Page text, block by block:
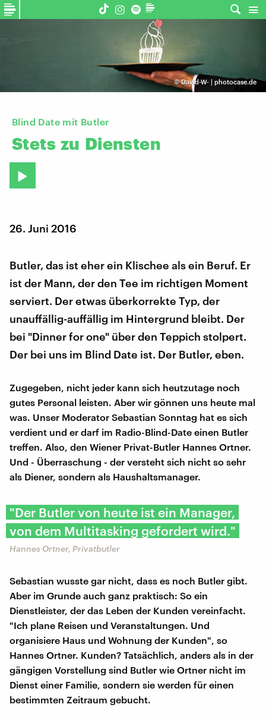
©David-W- | photocase.de
Blind Date mit Butler
Stets zu Diensten
26. Juni 2016
Butler, das ist eher ein Klischee als ein Beruf. Er
ist der Mann, der den Tee im richtigen Moment
serviert. Der etwas überkorrekte Typ, der
unauffällig-auffällig im Hintergrund bleibt. Der
bei "Dinner for one" über den Teppich stolpert.
Der bei uns im Blind Date ist. Der Butler, eben.
Zugegeben, nicht jeder kann sich heutzutage noch
gutes Personal leisten. Aber wir gönnen uns heute mal
was. Unser Moderator Sebastian Sonntag hat es sich
verdient und er darf im Radio-Blind-Date einen Butler
treffen. Also, den Wiener Privat-Butler Hannes Ortner.
Und - Überraschung - der versteht sich nicht so sehr
als Diener, sondern als Haushaltsmanager.
"Der Butler von heute ist ein Manager,
von dem Multitasking gefordert wird."
Hannes Ortner, Privatbutler
Sebastian wusste gar nicht, dass es noch Butler gibt.
Aber im Grunde auch ganz praktisch: So ein
Dienstleister, der das Leben der Kunden vereinfacht.
"Ich plane Reisen und Veranstaltungen. Und
organisiere Haus und Wohnung der Kunden", so
Hannes Ortner. Kunden? Tatsächlich, anders als in der
gängigen Vorstellung sind Butler wie Ortner nicht im
Dienst einer Familie, sondern sie werden für einen
bestimmten Zeitraum gebucht.